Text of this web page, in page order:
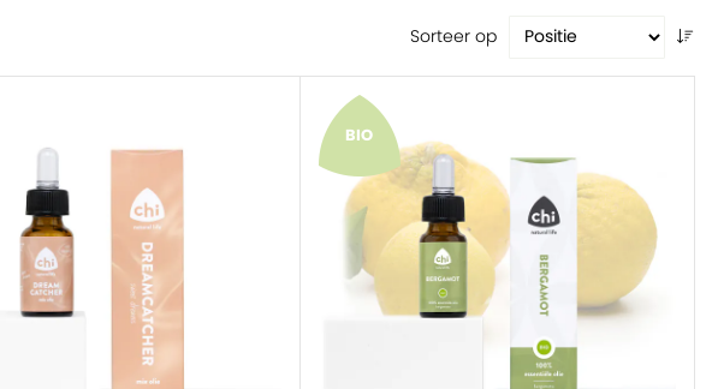
Sorteer op
BIO